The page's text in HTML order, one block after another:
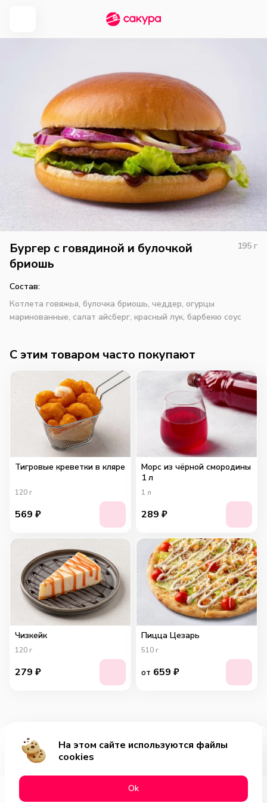
Бургер с говядиной и булочкой
бриошь
195 г
Состав:
Котлета говяжья, булочка бриошь, чеддер, огурцы
маринованные, салат айсберг, красный лук, барбекю соус
Добавить за 669₽
C этим товаром часто покупают
Тигровые креветки в кляре
120 г
569 ₽
Морс из чёрной смородины
1 л
1 л
289 ₽
Чизкейк
120 г
279 ₽
Пицца Цезарь
510 г
от 659 ₽
На этом сайте используются файлы
cookies
Оk